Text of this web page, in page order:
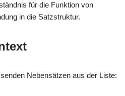
für die Funktion von
in die Satzstruktur.
Nebensätzen aus der Liste: